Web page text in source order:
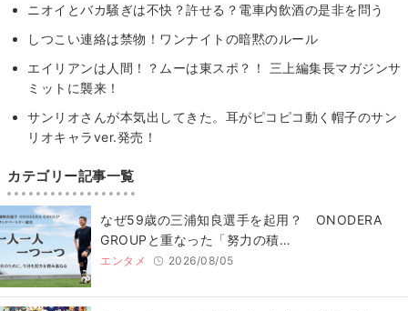
ニオイとバカ騒ぎは不快？許せる？電車内飲酒の是非を問う
しつこい連絡は禁物！ワンナイトの暗黙のルール
エイリアンは人間！？ムーは東スポ？！ 三上編集長マガジンサ
ミットに襲来！
サンリオさんが本気出してきた。耳がピコピコ動く帽子のサン
リオキャラver.発売！
カテゴリー記事一覧
なぜ59歳の三浦知良選手を起用？ ONODERA
GROUPと重なった「努力の積…
エンタメ 2026/08/05